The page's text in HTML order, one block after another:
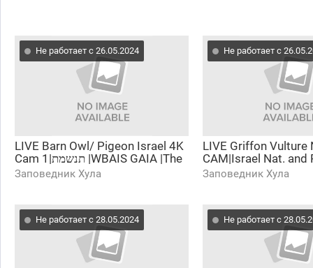
Не работает с 26.05.2024
LIVE Barn Owl/ Pigeon Israel 4K
Cam 1|תנשמת |WBAIS GAIA |The
Charter Group of Wildlife
Заповедник Хула
Не работает с
LIVE Griffon Vulture
CAM|Israel Nat. and
Auth|The Charter
Заповедник Хула
Не работает с 28.05.2024 Не работает с